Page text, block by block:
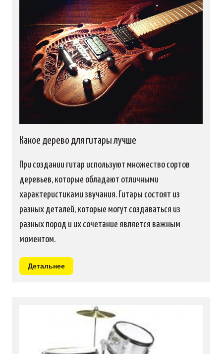
Какое дерево для гитары лучше
При создании гитар используют множество сортов
деревьев, которые обладают отличными
характеристиками звучания. Гитары состоят из
разных деталей, которые могут создаваться из
разных пород и их сочетание является важным
моментом.
Детальнее